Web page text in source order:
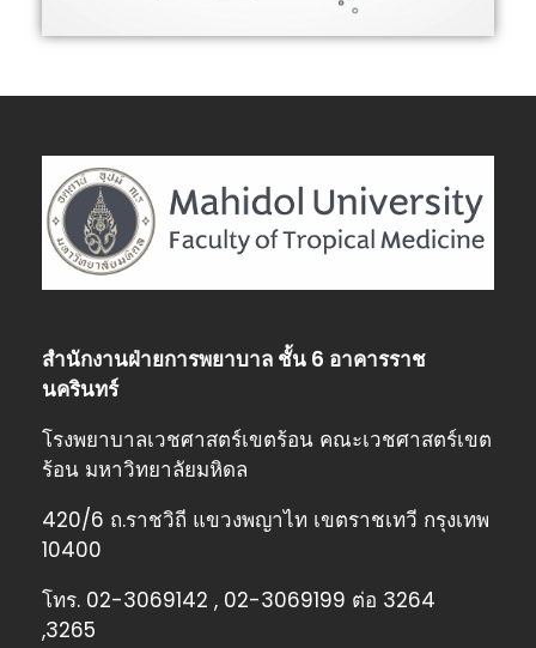
สำนักงานฝ่ายการพยาบาล ชั้น 6 อาคารราช
นครินทร์
โรงพยาบาลเวชศาสตร์เขตร้อน คณะเวชศาสตร์เขต
ร้อน มหาวิทยาลัยมหิดล
420/6 ถ.ราชวิถี แขวงพญาไท เขตราชเทวี กรุงเทพ
10400
โทร. 02-3069142 , 02-3069199 ต่อ 3264
,3265